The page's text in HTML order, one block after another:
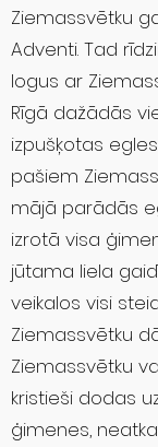
Ziemassvētku
Adventi. Tad
logus ar
Rīgā dažādās
izpušķotas
pašiem
mājā parādās
izrotā visa
jūtama liela
veikalos visi
Ziemassvētku
Ziemassvētku
kristieši dodas
ģimenes,